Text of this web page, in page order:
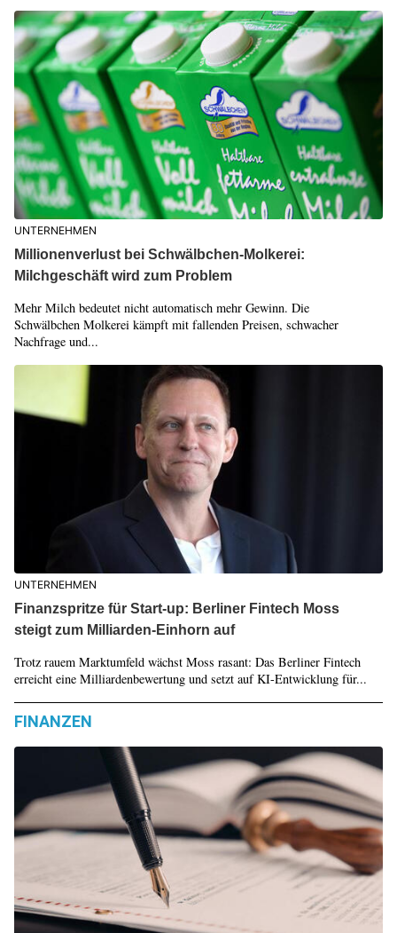
UNTERNEHMEN
Millionenverlust bei Schwälbchen-Molkerei:
Milchgeschäft wird zum Problem
Mehr Milch bedeutet nicht automatisch mehr Gewinn. Die
Schwälbchen Molkerei kämpft mit fallenden Preisen, schwacher
Nachfrage und...
UNTERNEHMEN
Finanzspritze für Start-up: Berliner Fintech Moss
steigt zum Milliarden-Einhorn auf
Trotz rauem Marktumfeld wächst Moss rasant: Das Berliner Fintech
erreicht eine Milliardenbewertung und setzt auf KI-Entwicklung für...
FINANZEN